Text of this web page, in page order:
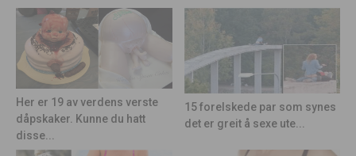
Her er 19 av verdens verste
dåpskaker. Kunne du hatt
disse...
15 forelskede par som synes
det er greit å sexe ute...